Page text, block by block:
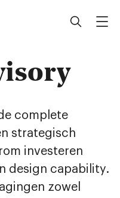
complete
strategisch
investeren
design capability.
zowel